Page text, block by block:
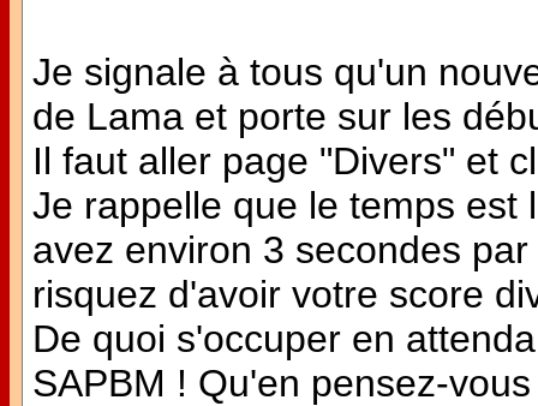
Je signale à tous qu'un
de Lama et porte sur les
Il faut aller page "Divers" et
Je rappelle que le temps est
avez environ 3 secondes
risquez d'avoir votre score
De quoi s'occuper en
SAPBM ! Qu'en pensez-